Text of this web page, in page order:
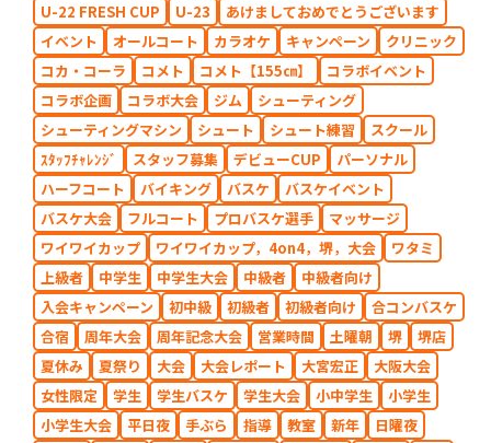
U-22 FRESH CUP
U-23
あけましておめでとうございます
イベント
オールコート カラオケ キャンペーン
クリニック
コカ・コーラ
コメト コメト【155㎝】
コラボイベント
コラボ企画
コラボ大会 ジム
シューティング
シューティングマシン
シュート シュート練習
スクール
ｽﾀｯﾌﾁｬﾚﾝｼﾞ
スタッフ募集 デビューCUP
パーソナル
ハーフコート
バイキング バスケ
バスケイベント
バスケ大会
フルコート プロバスケ選手
マッサージ
ワイワイカップ
ワイワイカップ，4on4，堺，大会
ワタミ
上級者
中学生 中学生大会 中級者
中級者向け
入会キャンペーン
初中級 初級者 初級者向け
合コンバスケ
合宿
周年大会 周年記念大会 営業時間 土曜朝 堺
堺店
夏休み
夏祭り 大会 大会レポート 大宮宏正
大阪大会
女性限定
学生 学生バスケ 学生大会 小中学生
小学生
小学生大会
平日夜 手ぶら 指導 教室 新年
日曜夜